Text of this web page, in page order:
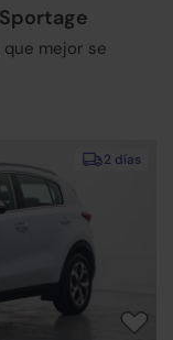
mejor se
2 días